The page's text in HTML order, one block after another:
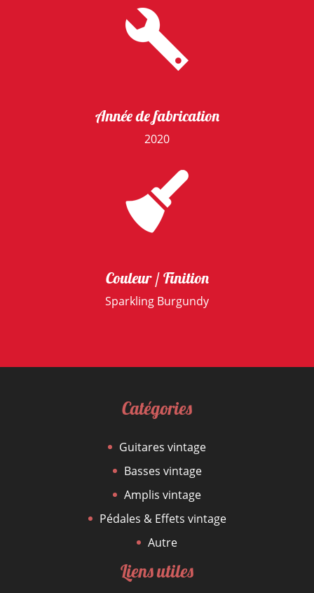
Année de fabrication
2020
Couleur / Finition
Sparkling Burgundy
Catégories
Guitares vintage
Basses vintage
Amplis vintage
Pédales & Effets vintage
Autre
Liens utiles